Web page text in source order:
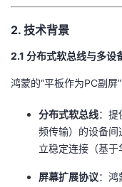
播
活
动
的
关
我
的
我
Programs
2. 技术背景
2.1 分布式软总线与多设
鸿蒙的“平板作为PC副屏
​分布式软总线​：
频传输）的设备
立稳定连接（基于
​屏幕扩展协议​：鸿